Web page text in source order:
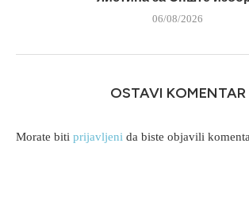
06/08/2026
OSTAVI KOMENTAR
Morate biti prijavljeni da biste objavili